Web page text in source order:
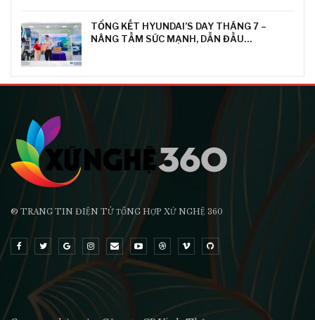
TỔNG KẾT HYUNDAI’S DAY THÁNG 7 –
NÂNG TẦM SỨC MẠNH, DẪN ĐẦU…
® TRANG TIN ĐIỆN TỬ ТỔNG HỢP XỨ NGHỆ 360